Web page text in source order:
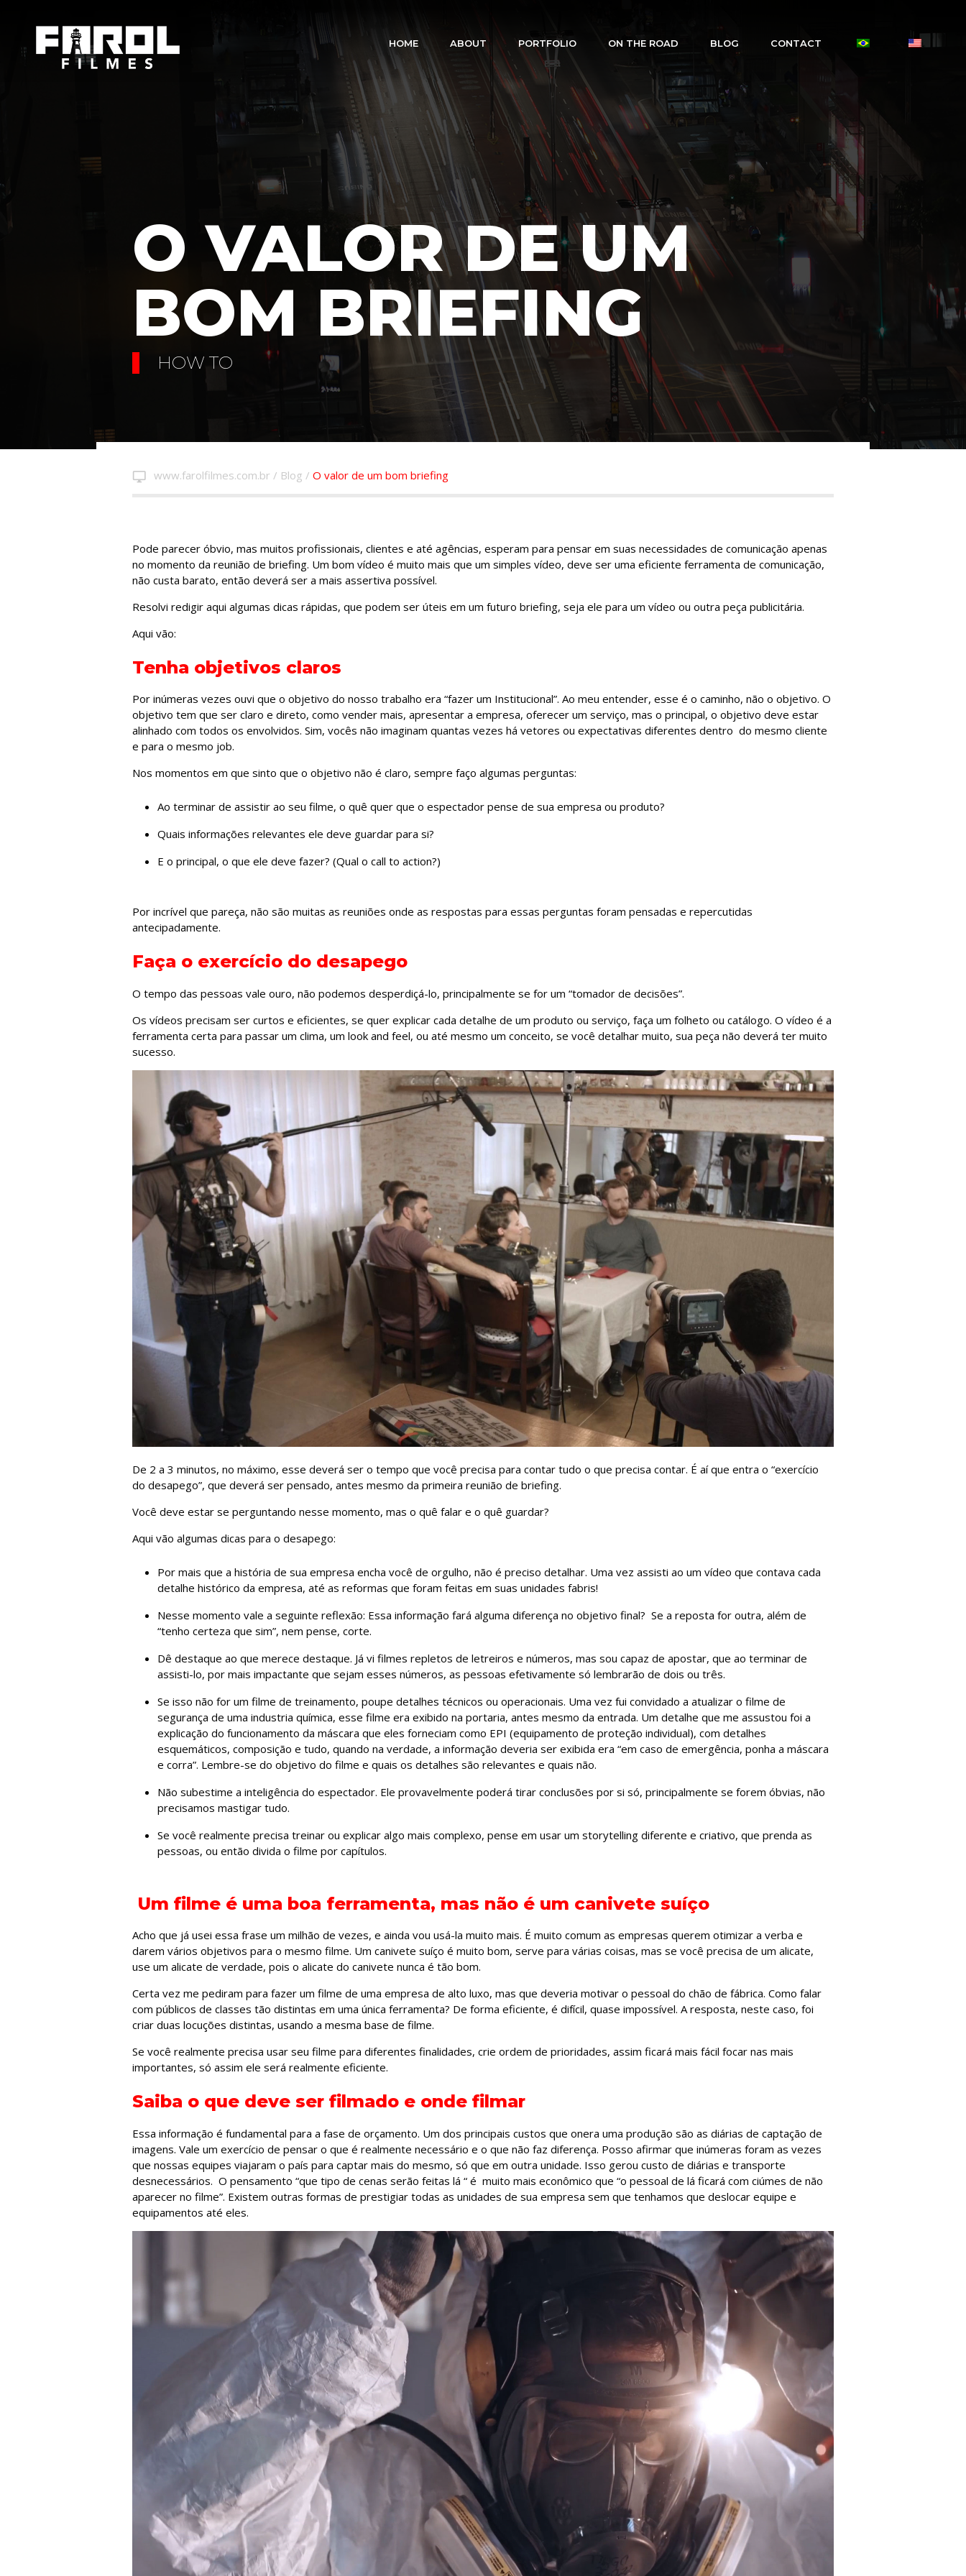
HOME ABOUT PORTFOLIO ON THE ROAD BLOG CONTACT
O VALOR DE UM
BOM BRIEFING
HOW TO
desktop_windows www.farolfilmes.com.br / Blog /O valor de um bom briefing
Pode parecer óbvio, mas muitos profissionais, clientes e até agências, esperam para pensar em suas necessidades de comunicação apenas
no momento da reunião de briefing. Um bom vídeo é muito mais que um simples vídeo, deve ser uma eficiente ferramenta de comunicação,
não custa barato, então deverá ser a mais assertiva possível.
Resolvi redigir aqui algumas dicas rápidas, que podem ser úteis em um futuro briefing, seja ele para um vídeo ou outra peça publicitária.
Aqui vão:
Tenha objetivos claros
Por inúmeras vezes ouvi que o objetivo do nosso trabalho era “fazer um Institucional”. Ao meu entender, esse é o caminho, não o objetivo. O
objetivo tem que ser claro e direto, como vender mais, apresentar a empresa, oferecer um serviço, mas o principal, o objetivo deve estar
alinhado com todos os envolvidos. Sim, vocês não imaginam quantas vezes há vetores ou expectativas diferentes dentro do mesmo cliente
e para o mesmo job.
Nos momentos em que sinto que o objetivo não é claro, sempre faço algumas perguntas:
Ao terminar de assistir ao seu filme, o quê quer que o espectador pense de sua empresa ou produto?
Quais informações relevantes ele deve guardar para si?
E o principal, o que ele deve fazer? (Qual o call to action?)
Por incrível que pareça, não são muitas as reuniões onde as respostas para essas perguntas foram pensadas e repercutidas
antecipadamente.
Faça o exercício do desapego
O tempo das pessoas vale ouro, não podemos desperdiçá-lo, principalmente se for um “tomador de decisões”.
Os vídeos precisam ser curtos e eficientes, se quer explicar cada detalhe de um produto ou serviço, faça um folheto ou catálogo. O vídeo é a
ferramenta certa para passar um clima, um look and feel, ou até mesmo um conceito, se você detalhar muito, sua peça não deverá ter muito
sucesso.
De 2 a 3 minutos, no máximo, esse deverá ser o tempo que você precisa para contar tudo o que precisa contar. É aí que entra o “exercício
do desapego”, que deverá ser pensado, antes mesmo da primeira reunião de briefing.
Você deve estar se perguntando nesse momento, mas o quê falar e o quê guardar?
Aqui vão algumas dicas para o desapego:
Por mais que a história de sua empresa encha você de orgulho, não é preciso detalhar. Uma vez assisti ao um vídeo que contava cada
detalhe histórico da empresa, até as reformas que foram feitas em suas unidades fabris!
Nesse momento vale a seguinte reflexão: Essa informação fará alguma diferença no objetivo final? Se a reposta for outra, além de
“tenho certeza que sim”, nem pense, corte.
Dê destaque ao que merece destaque. Já vi filmes repletos de letreiros e números, mas sou capaz de apostar, que ao terminar de
assisti-lo, por mais impactante que sejam esses números, as pessoas efetivamente só lembrarão de dois ou três.
Se isso não for um filme de treinamento, poupe detalhes técnicos ou operacionais. Uma vez fui convidado a atualizar o filme de
segurança de uma industria química, esse filme era exibido na portaria, antes mesmo da entrada. Um detalhe que me assustou foi a
explicação do funcionamento da máscara que eles forneciam como EPI (equipamento de proteção individual), com detalhes
esquemáticos, composição e tudo, quando na verdade, a informação deveria ser exibida era “em caso de emergência, ponha a máscara
e corra”. Lembre-se do objetivo do filme e quais os detalhes são relevantes e quais não.
Não subestime a inteligência do espectador. Ele provavelmente poderá tirar conclusões por si só, principalmente se forem óbvias, não
precisamos mastigar tudo.
Se você realmente precisa treinar ou explicar algo mais complexo, pense em usar um storytelling diferente e criativo, que prenda as
pessoas, ou então divida o filme por capítulos.
Um filme é uma boa ferramenta, mas não é um canivete suíço
Acho que já usei essa frase um milhão de vezes, e ainda vou usá-la muito mais. É muito comum as empresas querem otimizar a verba e
darem vários objetivos para o mesmo filme. Um canivete suíço é muito bom, serve para várias coisas, mas se você precisa de um alicate,
use um alicate de verdade, pois o alicate do canivete nunca é tão bom.
Certa vez me pediram para fazer um filme de uma empresa de alto luxo, mas que deveria motivar o pessoal do chão de fábrica. Como falar
com públicos de classes tão distintas em uma única ferramenta? De forma eficiente, é difícil, quase impossível. A resposta, neste caso, foi
criar duas locuções distintas, usando a mesma base de filme.
Se você realmente precisa usar seu filme para diferentes finalidades, crie ordem de prioridades, assim ficará mais fácil focar nas mais
importantes, só assim ele será realmente eficiente.
Saiba o que deve ser filmado e onde filmar
Essa informação é fundamental para a fase de orçamento. Um dos principais custos que onera uma produção são as diárias de captação de
imagens. Vale um exercício de pensar o que é realmente necessário e o que não faz diferença. Posso afirmar que inúmeras foram as vezes
que nossas equipes viajaram o país para captar mais do mesmo, só que em outra unidade. Isso gerou custo de diárias e transporte
desnecessários. O pensamento “que tipo de cenas serão feitas lá “ é muito mais econômico que “o pessoal de lá ficará com ciúmes de não
aparecer no filme”. Existem outras formas de prestigiar todas as unidades de sua empresa sem que tenhamos que deslocar equipe e
equipamentos até eles.